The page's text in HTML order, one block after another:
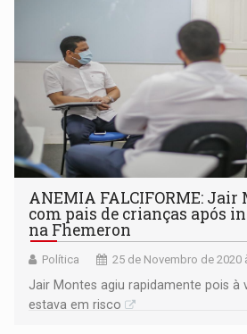
ANEMIA FALCIFORME: Jair
com pais de crianças após
na Fhemeron
Política 25 de Novembro de 2020
Jair Montes agiu rapidamente pois à
estava em risco